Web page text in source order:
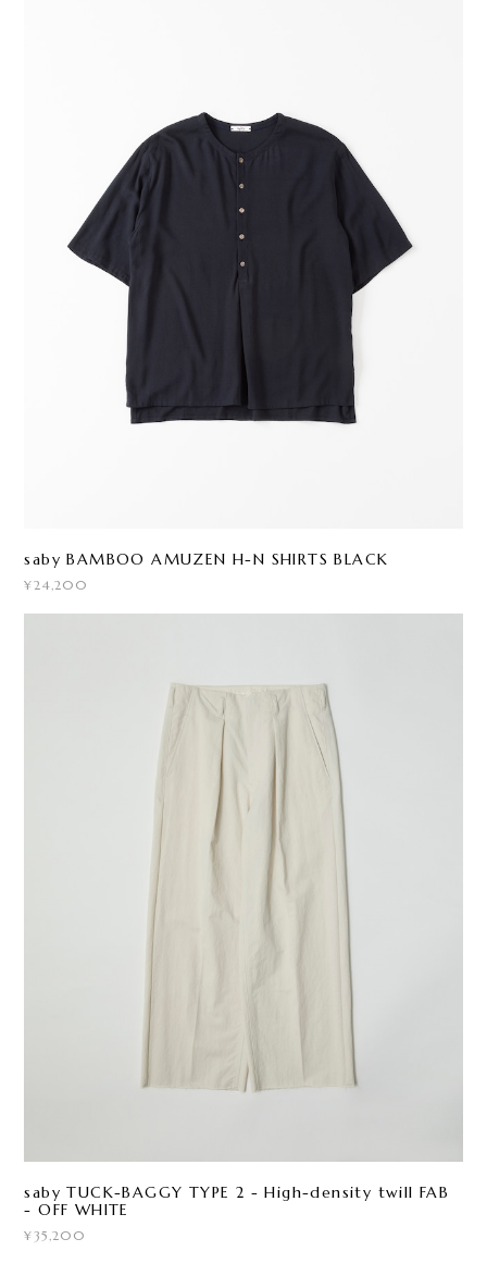
saby BAMBOO AMUZEN H-N SHIRTS BLACK
¥24,200
saby TUCK-BAGGY TYPE 2 - High-density twill FAB
- OFF WHITE
¥35,200